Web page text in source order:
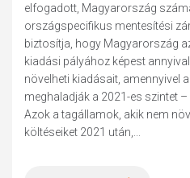
elfogadott, Magyarország
országspecifikus mentesítési
biztosítja, hogy Magyarország
kiadási pályához képest
növelheti kiadásait, amennyivel
meghaladják a 2021-es szintet –
Azok a tagállamok, akik nem
költéseiket 2021 után,...